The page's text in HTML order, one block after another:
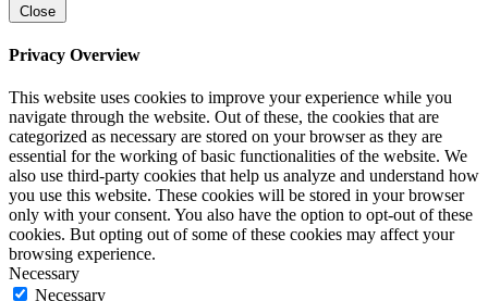
Close
Privacy Overview
This website uses cookies to improve your experience while you
navigate through the website. Out of these, the cookies that are
categorized as necessary are stored on your browser as they are
essential for the working of basic functionalities of the website. We
also use third-party cookies that help us analyze and understand how
you use this website. These cookies will be stored in your browser
only with your consent. You also have the option to opt-out of these
cookies. But opting out of some of these cookies may affect your
browsing experience.
Necessary
Necessary